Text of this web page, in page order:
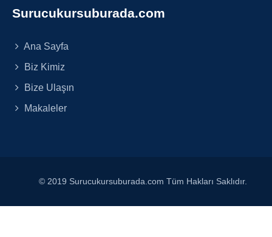
Surucukursuburada.com
Ana Sayfa
Biz Kimiz
Bize Ulaşın
Makaleler
© 2019 Surucukursuburada.com Tüm Hakları Saklıdır.